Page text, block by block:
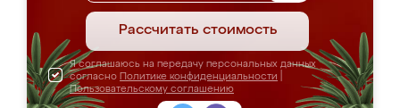
Рассчитать стоимость
Я соглашаюсь на передачу персональных данных
согласно Политике конфиденциальности
Пользовательскому соглашению